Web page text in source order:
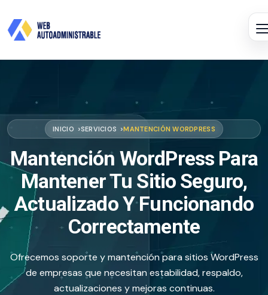
INICIO SERVICIOS MANTENCIÓN WORDPRESS
Mantención WordPress Para
Mantener Tu Sitio Seguro,
Actualizado Y Funcionando
Correctamente
Ofrecemos soporte y mantención para sitios WordPress
de empresas que necesitan estabilidad, respaldo,
actualizaciones y mejoras continuas.